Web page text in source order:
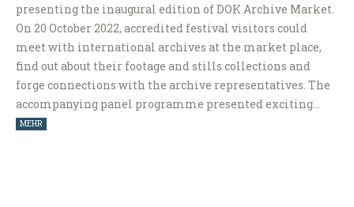
presenting the inaugural edition of DOK Archive Market.
On 20 October 2022, accredited festival visitors could
meet with international archives at the market place,
find out about their footage and stills collections and
forge connections with the archive representatives. The
accompanying panel programme presented exciting…
MEHR